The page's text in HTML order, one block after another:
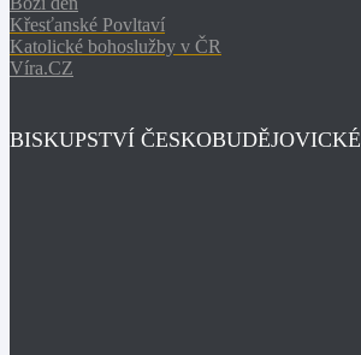
Křesťanské Povltaví
Katolické bohoslužby v ČR
Víra.CZ
BISKUPSTVÍ ČESKOBUDĚJOVICKÉ